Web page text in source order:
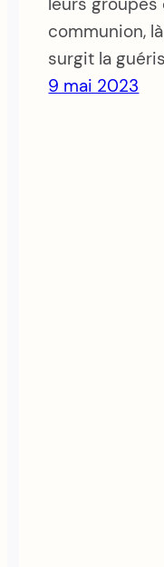
communion,
surgit la
9 mai 2023